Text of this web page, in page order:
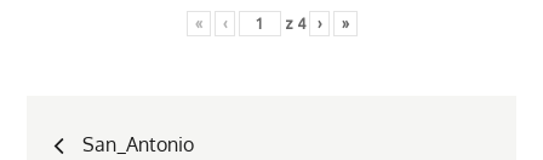
« ‹ z 4 › »
Nawigacja
San_Antonio